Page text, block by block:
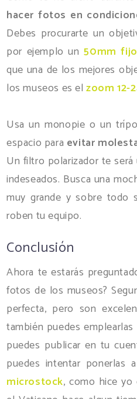
hacer fotos en
Debes procurarte un
por ejemplo un50mm fijo
que una de los mejores
los museos es el zoom 12-
Usa un monopie o un
espacio para evitar
Un filtro polarizador te
indeseados. Busca una
muy grande y sobre todo
roben tu equipo.
Conclusión
Ahora te estarás
fotos de los museos?
perfecta, pero son
también puedes
puedes publicar en tu
puedes intentar ponerlas
microstock, como hice